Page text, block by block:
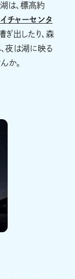
は、標高約
チャーセンタ
出したり、森
夜は湖に映る
か。